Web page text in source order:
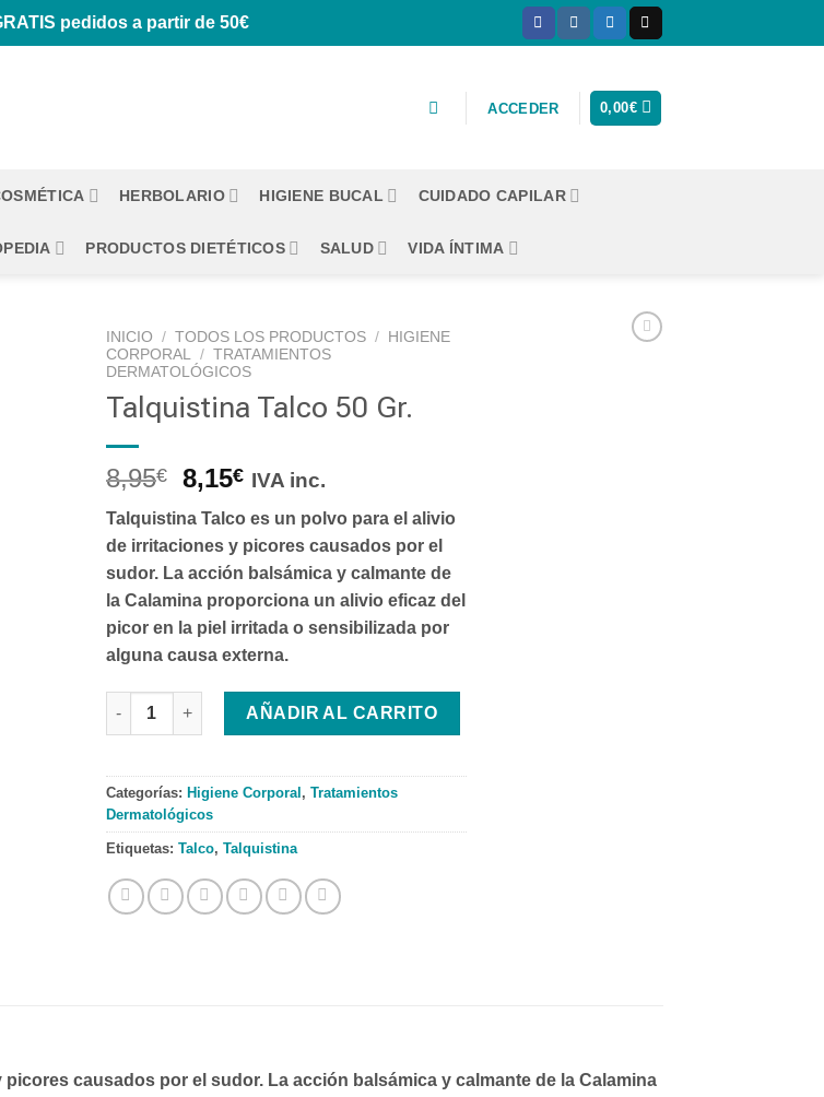
pedidos a partir de 50€
ACCEDER 0,00€
HERBOLARIO HIGIENE BUCAL CUIDADO CAPILAR
PRODUCTOS DIETÉTICOS SALUD VIDA ÍNTIMA
INICIO / TODOS LOS PRODUCTOS /
HIGIENE
CORPORAL / TRATAMIENTOS
DERMATOLÓGICOS
Talquistina Talco 50 Gr.
8,95€ 8,15€ IVA inc.
Talquistina Talco es un polvo para el alivio
de irritaciones y picores causados por el
sudor. La acción balsámica y calmante de
la Calamina proporciona un alivio eficaz del
picor en la piel irritada o sensibilizada por
alguna causa externa.
Talquistina Talco 50 Gr. cantidad
AÑADIR AL CARRITO
Categorías: Higiene Corporal, Tratamientos
Dermatológicos
Etiquetas: Talco, Talquistina
causados por el sudor. La acción balsámica y calmante de la Calamina